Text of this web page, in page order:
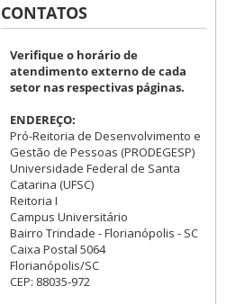
CONTATOS
Verifique o horário de
atendimento externo de cada
setor nas respectivas páginas.
ENDEREÇO:
Pró-Reitoria de Desenvolvimento e
Gestão de Pessoas (PRODEGESP)
Universidade Federal de Santa
Catarina (UFSC)
Reitoria I
Campus Universitário
Bairro Trindade - Florianópolis - SC
Caixa Postal 5064
Florianópolis/SC
CEP: 88035-972